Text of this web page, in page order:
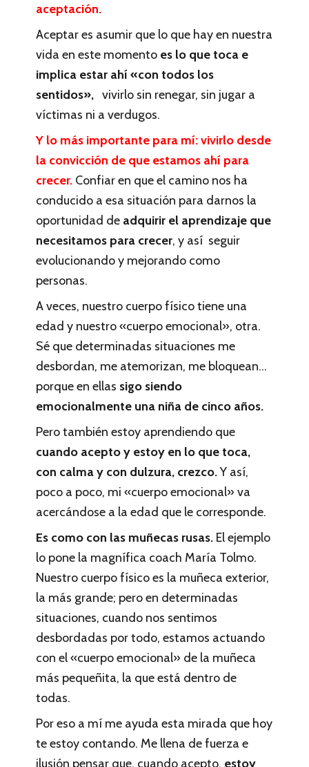
aceptación.
Aceptar es asumir que lo que hay en nuestra
vida en este momento es lo que toca e
implica estar ahí «con todos los
sentidos», vivirlo sin renegar, sin jugar a
víctimas ni a verdugos.
Y lo más importante para mí: vivirlo desde
la convicción de que estamos ahí para
crecer. Confiar en que el camino nos ha
conducido a esa situación para darnos la
oportunidad de adquirir el aprendizaje que
necesitamos para crecer, y así seguir
evolucionando y mejorando como
personas.
A veces, nuestro cuerpo físico tiene una
edad y nuestro «cuerpo emocional», otra.
Sé que determinadas situaciones me
desbordan, me atemorizan, me bloquean…
porque en ellas sigo siendo
emocionalmente una niña de cinco años.
Pero también estoy aprendiendo que
cuando acepto y estoy en lo que toca,
con calma y con dulzura, crezco.Y así,
poco a poco, mi «cuerpo emocional» va
acercándose a la edad que le corresponde.
Es como con las muñecas rusas. El ejemplo
lo pone la magnífica coach María Tolmo.
Nuestro cuerpo físico es la muñeca exterior,
la más grande; pero en determinadas
situaciones, cuando nos sentimos
desbordadas por todo, estamos actuando
con el «cuerpo emocional» de la muñeca
más pequeñita, la que está dentro de
todas.
Por eso a mí me ayuda esta mirada que hoy
te estoy contando. Me llena de fuerza e
ilusión pensar que, cuando acepto, estoy